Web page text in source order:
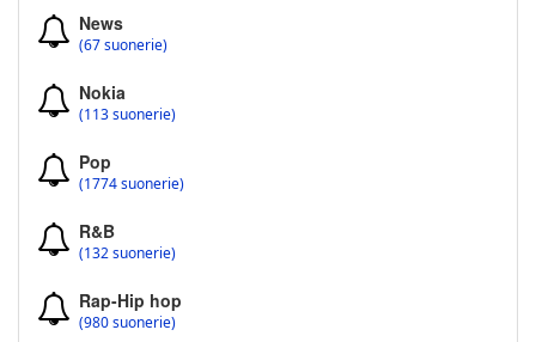
News
(67 suonerie)
Nokia
(113 suonerie)
Pop
(1774 suonerie)
R&B
(132 suonerie)
Rap-Hip hop
(980 suonerie)